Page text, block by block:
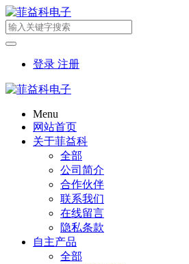
登录 注册
Menu
网站首页
关于菲益科
全部
公司简介
合作伙伴
联系我们
在线留言
隐私条款
自主产品
全部